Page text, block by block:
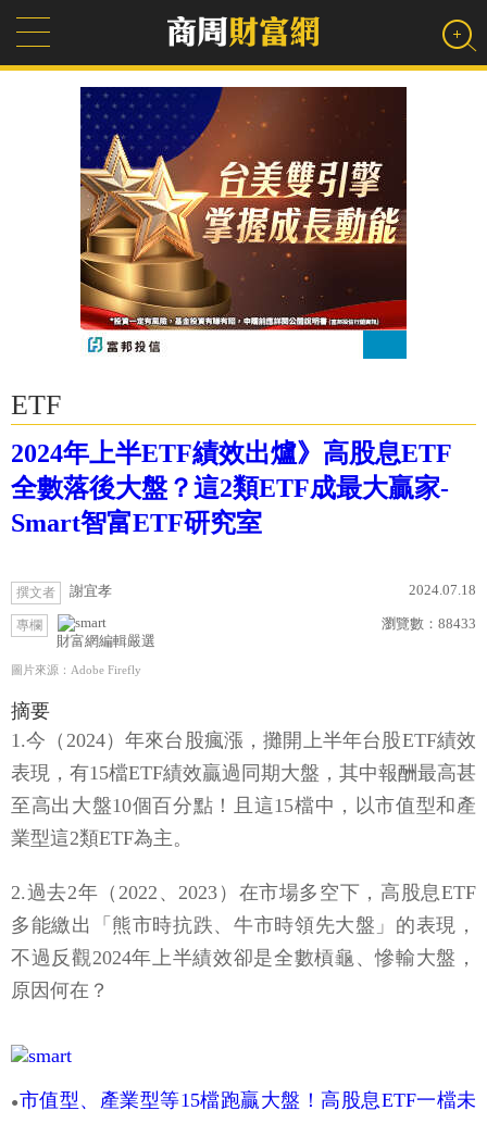
ETF
2024年上半ETF績效出爐》高股息ETF
全數落後大盤？這2類ETF成最大贏家-
Smart智富ETF研究室
撰文者 謝宜孝 2024.07.18
專欄
財富網編輯嚴選
瀏覽數： 88433
圖片來源：Adobe Firefly
摘要
1.今（2024）年來台股瘋漲，攤開上半年台股ETF績效
表現，有15檔ETF績效贏過同期大盤，其中報酬最高甚
至高出大盤10個百分點！且這15檔中，以市值型和產
業型這2類ETF為主。
2.過去2年（2022、2023）在市場多空下，高股息ETF
多能繳出「熊市時抗跌、牛市時領先大盤」的表現，
不過反觀2024年上半績效卻是全數槓龜、慘輸大盤，
原因何在？
●市值型、產業型等15檔跑贏大盤！高股息ETF一檔未